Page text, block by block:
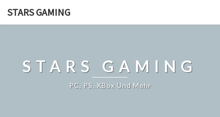
STARS GAMING
STARS GAMING
PC, PS, XBox Und Mehr